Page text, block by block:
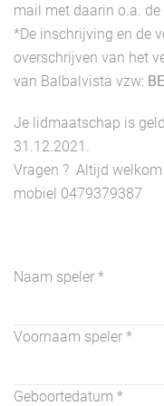
mail met daarin o.a.
*De inschrijving en de
overschrijven van het
van Balbalvista vzw:
Je lidmaatschap is
31.12.2021.
Vragen ? Altijd
mobiel 0479379387
Naam speler *
Voornaam speler *
Geboortedatum *